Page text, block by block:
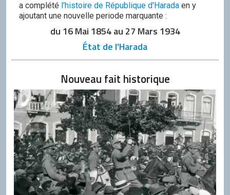
a complété l'histoire de République d'Harada en y
ajoutant une nouvelle periode marquante :
du 16 Mai 1854 au 27 Mars 1934
État de l'Harada
Nouveau fait historique